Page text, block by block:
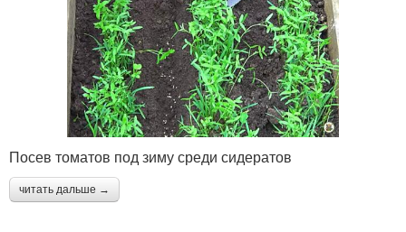
Посев томатов под зиму среди сидератов
читать дальше →